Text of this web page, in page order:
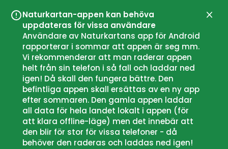
Naturkartan-appen kan behöva
uppdateras för vissa användare
Användare av Naturkartans app för Android
rapporterar i sommar att appen är seg mm.
Vi rekommenderar att man raderar appen
helt från sin telefon i så fall och laddar ned
igen! Då skall den fungera bättre. Den
befintliga appen skall ersättas av en ny app
efter sommaren. Den gamla appen laddar
all data för hela landet lokalt i appen (för
att klara offline-läge) men det innebär att
den blir för stor för vissa telefoner - då
behöver den raderas och laddas ned igen!